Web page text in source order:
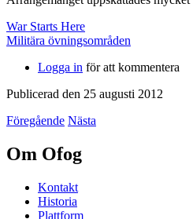
War Starts Here
Militära övningsområden
Logga in för att kommentera
Publicerad den 25 augusti 2012
Föregående Nästa
Om Ofog
Kontakt
Historia
Plattform